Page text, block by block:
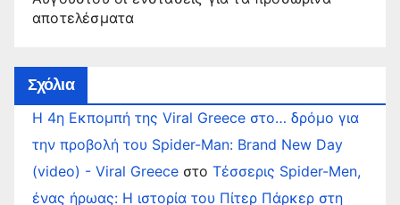
αποτελέσματα
Σχόλια
Η 4η Εκπομπή της Viral Greece στο… δρόμο για
την προβολή του Spider-Man: Brand New Day
(video) - Viral Greece στο Τέσσερις Spider-Men,
ένας ήρωας: Η ιστορία του Πίτερ Πάρκερ στη